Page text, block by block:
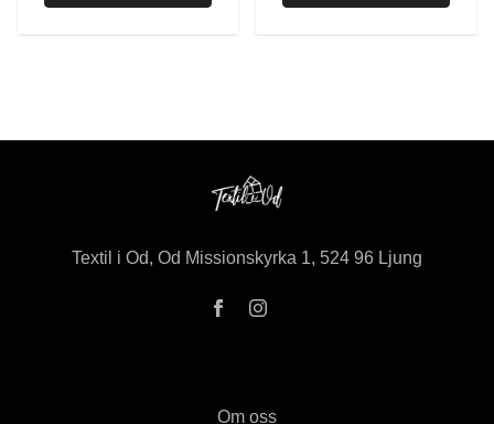
Textil i Od, Od Missionskyrka 1, 524 96 Ljung
Om oss